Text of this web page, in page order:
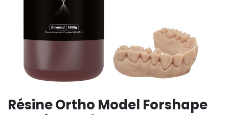
Résine Ortho Model Forshape